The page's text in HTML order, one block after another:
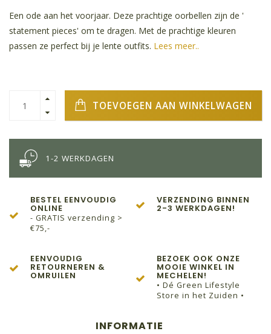
Een ode aan het voorjaar. Deze prachtige oorbellen zijn de '
statement pieces' om te dragen. Met de prachtige kleuren
passen ze perfect bij je lente outfits. Lees meer..
TOEVOEGEN AAN WINKELWAGEN
1-2 WERKDAGEN
BESTEL EENVOUDIG
ONLINE
- GRATIS verzending >
€75,-
VERZENDING BINNEN
2-3 WERKDAGEN!
EENVOUDIG
RETOURNEREN &
OMRUILEN
BEZOEK OOK ONZE
MOOIE WINKEL IN
MECHELEN!
• Dé Green Lifestyle
Store in het Zuiden •
INFORMATIE